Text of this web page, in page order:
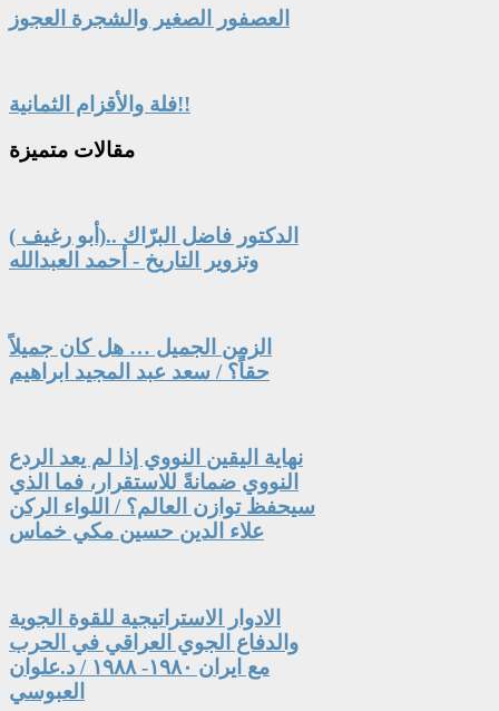
العصفور الصغير والشجرة العجوز
فلة والأقزام الثمانية!!
مقالات متميزة
الدكتور فاضل البرّاك ..(أبو رغيف )
وتزوير التاريخ - أحمد العبدالله
الزمن الجميل … هل كان جميلاً
حقاً؟ / سعد عبد المجيد ابراهيم
نهاية اليقين النووي إذا لم يعد الردع
النووي ضمانةً للاستقرار، فما الذي
سيحفظ توازن العالم؟ / اللواء الركن
علاء الدين حسين مكي خماس
الادوار الاستراتيجية للقوة الجوية
والدفاع الجوي العراقي في الحرب
مع ايران ١٩٨٠- ١٩٨٨ / د.علوان
العبوسي